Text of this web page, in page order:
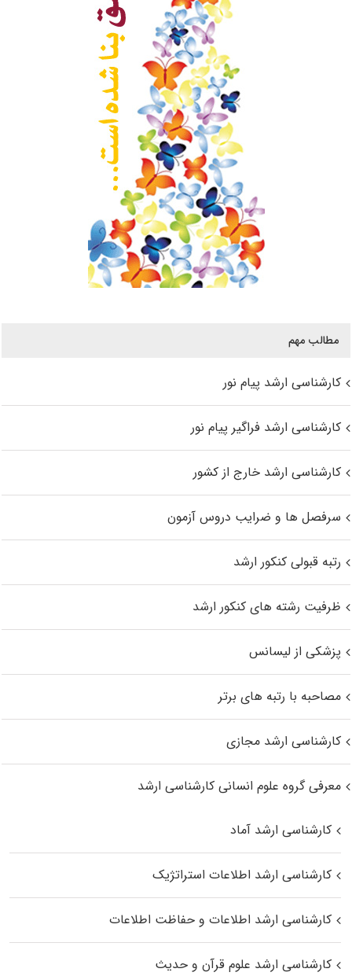
مطالب مهم
کارشناسی ارشد پیام نور
کارشناسی ارشد فراگیر پیام نور
کارشناسی ارشد خارج از کشور
سرفصل ها و ضرایب دروس آزمون
رتبه قبولی کنکور ارشد
ظرفیت رشته های کنکور ارشد
پزشکی از لیسانس
مصاحبه با رتبه های برتر
کارشناسی ارشد مجازی
معرفی گروه علوم انسانی کارشناسی ارشد
کارشناسی ارشد آماد
کارشناسی ارشد اطلاعات استراتژیک
کارشناسی ارشد اطلاعات و حفاظت اطلاعات
کارشناسی ارشد علوم قرآن و حدیث